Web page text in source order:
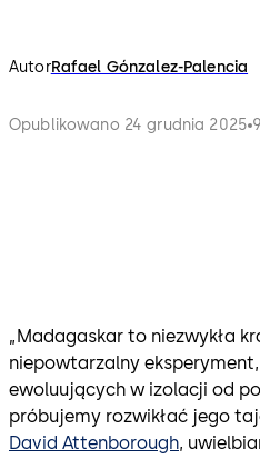
AutorRafael Gónzalez-Palencia
Opublikowano 24 grudnia 2025
„Madagaskar to niezwykła
niepowtarzalny
ewoluujących w izolacji od
próbujemy rozwikłać jego
David Attenborough,